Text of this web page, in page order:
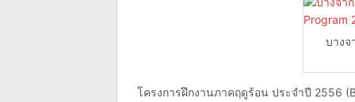
บางจ
โครงการฝึกงานภาคฤดูร้อน ประจำปี 2556